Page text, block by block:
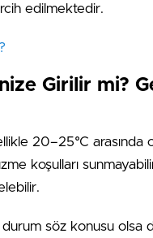
edilmektedir.
Girilir mi?
20–25°C
koşulları
durum söz konusu olsa